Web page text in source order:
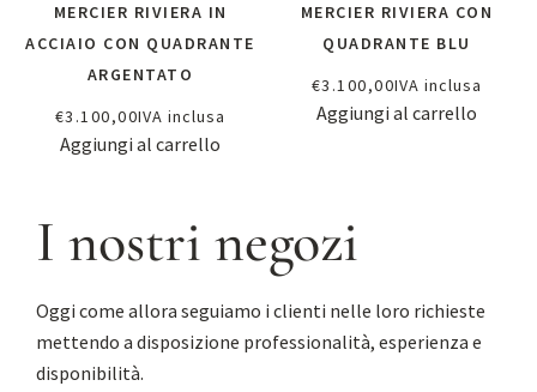
MERCIER RIVIERA IN
ACCIAIO CON QUADRANTE
ARGENTATO
€3.100,00IVA inclusa
Aggiungi al carrello
MERCIER RIVIERA CON
QUADRANTE BLU
€3.100,00IVA inclusa
Aggiungi al carrello
I nostri negozi
Oggi come allora seguiamo i clienti nelle loro richieste
mettendo a disposizione professionalità, esperienza e
disponibilità.